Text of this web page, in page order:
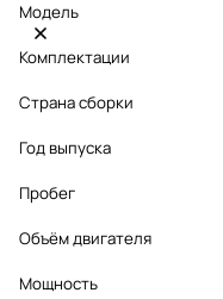
Модель
Комплектации
Страна сборки
Год выпуска
Пробег
Объём двигателя
Мощность